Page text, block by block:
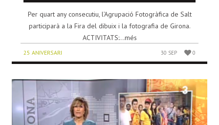
Per quart any consecutiu, l’Agrupació Fotogràfica de Salt
participarà a la Fira del dibuix i la fotografia de Girona.
ACTIVITATS:...més
25 ANIVERSARI 30 SEP 0